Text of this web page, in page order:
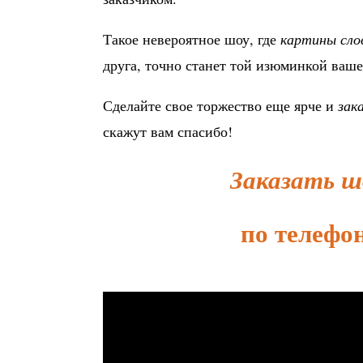
Такое невероятное шоу, где картины
друга, точно станет той изюминкой
Сделайте свое торжество еще ярче и
скажут вам спасибо!
Заказать
по